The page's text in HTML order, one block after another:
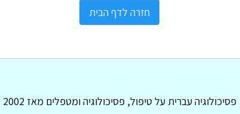
חזרה לדף הבית
פסיכולוגיה עברית על טיפול, פסיכולוגיה ומטפלים מאז 2002